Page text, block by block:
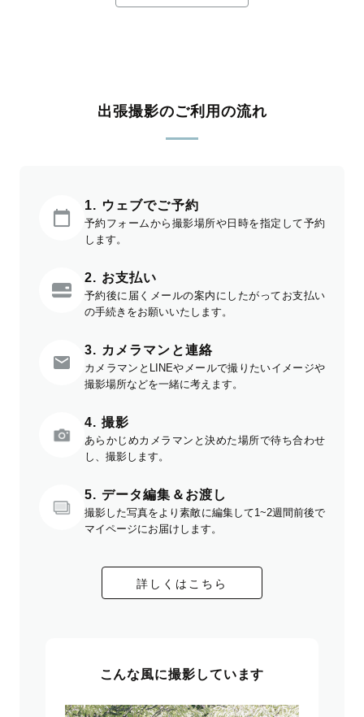
出張撮影のご利用の流れ
1. ウェブでご予約
予約フォームから撮影場所や日時を指定して予約
します。
2. お支払い
予約後に届くメールの案内にしたがってお支払い
の手続きをお願いいたします。
3. カメラマンと連絡
カメラマンとLINEやメールで撮りたいイメージや
撮影場所などを一緒に考えます。
4. 撮影
あらかじめカメラマンと決めた場所で待ち合わせ
し、撮影します。
5. データ編集＆お渡し
撮影した写真をより素敵に編集して1~2週間前後で
マイページにお届けします。
詳しくはこちら
こんな風に撮影しています